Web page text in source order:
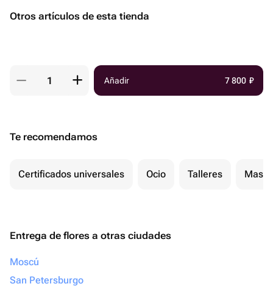
Otros artículos de esta tienda
Añadir 7 800 ₽
Te recomendamos
Certificados universales Ocio Talleres
Entrega de flores a otras ciudades
Moscú
San Petersburgo